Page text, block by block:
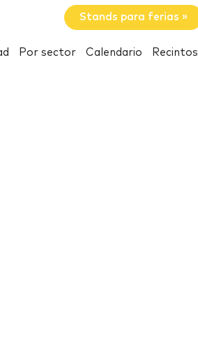
Stands para ferias »
Por sector Calendario Recintos